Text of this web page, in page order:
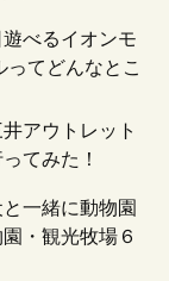
べるイオンモ
てどんなとこ
アウトレット
てみた！
一緒に動物園
・観光牧場６